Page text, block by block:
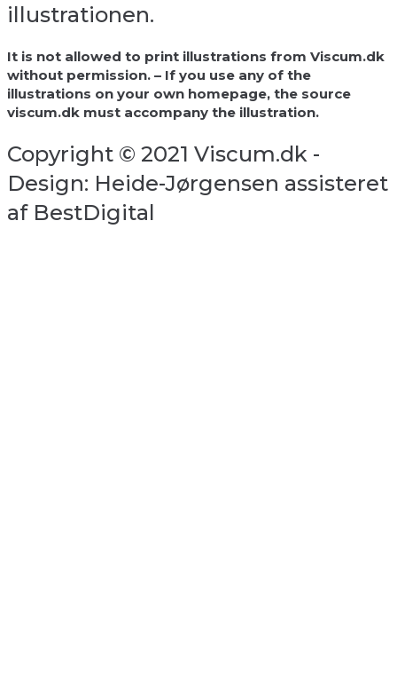
illustrationen.
It is not allowed to print illustrations from Viscum.dk
without permission. – If you use any of the
illustrations on your own homepage, the source
viscum.dk must accompany the illustration.
Copyright © 2021 Viscum.dk -
Design: Heide-Jørgensen assisteret
af BestDigital